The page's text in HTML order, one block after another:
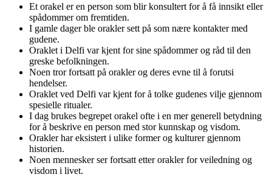
Et orakel er en person som blir konsultert for å få innsikt eller
spådommer om fremtiden.
I gamle dager ble orakler sett på som nære kontakter med
gudene.
Oraklet i Delfi var kjent for sine spådommer og råd til den
greske befolkningen.
Noen tror fortsatt på orakler og deres evne til å forutsi
hendelser.
Oraklet ved Delfi var kjent for å tolke gudenes vilje gjennom
spesielle ritualer.
I dag brukes begrepet orakel ofte i en mer generell betydning
for å beskrive en person med stor kunnskap og visdom.
Orakler har eksistert i ulike former og kulturer gjennom
historien.
Noen mennesker ser fortsatt etter orakler for veiledning og
visdom i livet.